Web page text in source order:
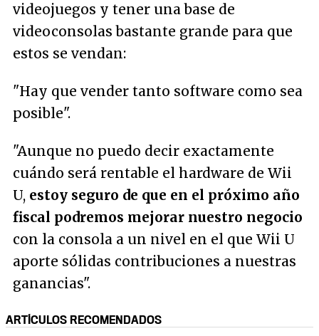
videojuegos y tener una base de
videoconsolas bastante grande para que
estos se vendan:
"Hay que vender tanto software como sea
posible".
"Aunque no puedo decir exactamente
cuándo será rentable el hardware de Wii
U, estoy seguro de que en el próximo año
fiscal podremos mejorar nuestro negocio
con la consola a un nivel en el que Wii U
aporte sólidas contribuciones a nuestras
ganancias".
ARTÍCULOS RECOMENDADOS